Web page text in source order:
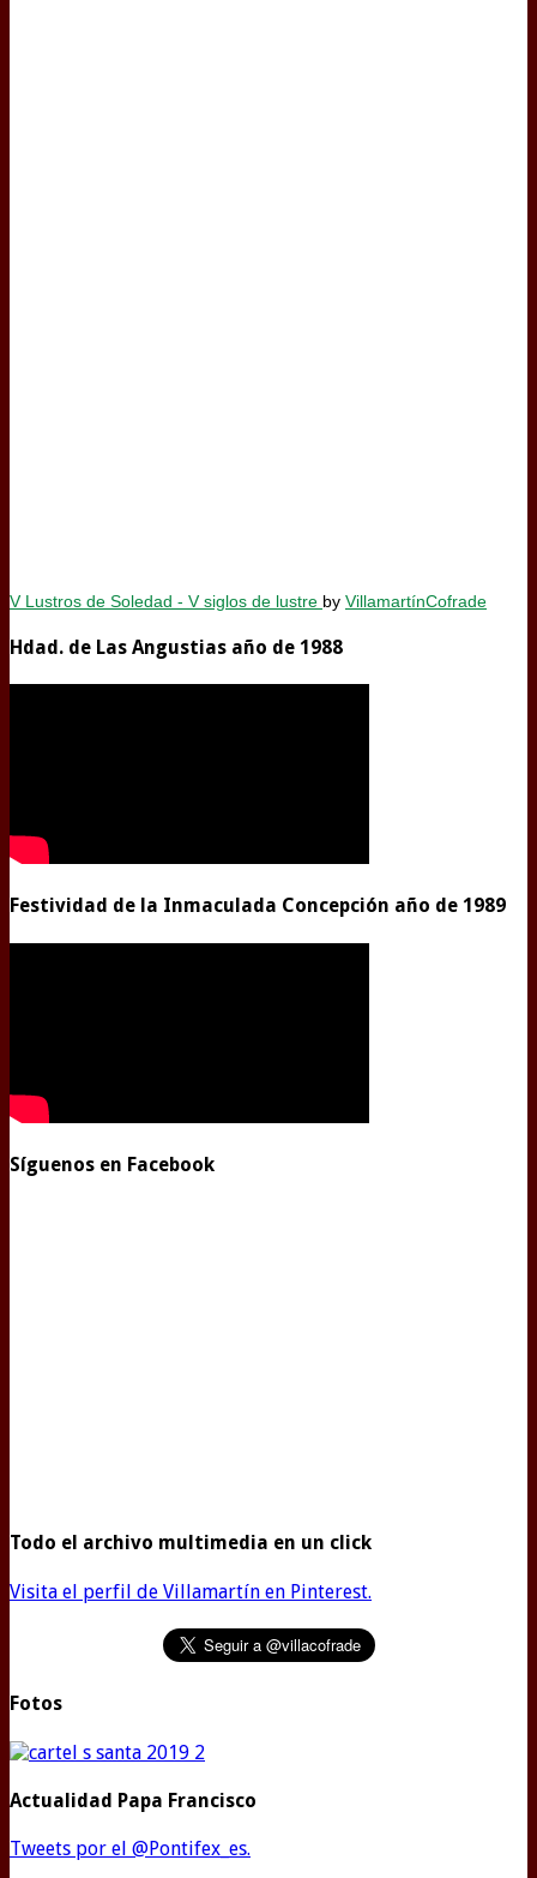
V Lustros de Soledad - V siglos de lustre by VillamartínCofrade
Hdad. de Las Angustias año de 1988
Festividad de la Inmaculada Concepción año de 1989
Síguenos en Facebook
Todo el archivo multimedia en un click
Visita el perfil de Villamartín en Pinterest.
Fotos
Actualidad Papa Francisco
Tweets por el @Pontifex_es.